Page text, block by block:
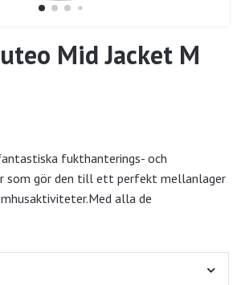
Mid Jacket M
fukthanterings- och
som gör den till ett perfekt mellanlager
alla de